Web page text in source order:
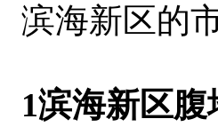
滨海新区的
1滨海新区